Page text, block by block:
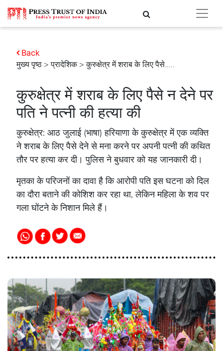
मुख्य पृष्ठ >प्रादेशिक> कुरुक्षेत्र में शराब के लिए पैसे.....
Back
कुरुक्षेत्र में शराब के लिए पैसे न देने पर
पति ने पत्नी की हत्या की
कुरुक्षेत्र: आठ जुलाई (भाषा) हरियाणा के कुरुक्षेत्र में एक व्यक्ति
ने शराब के लिए पैसे देने से मना करने पर अपनी पत्नी की कथित
तौर पर हत्या कर दी। पुलिस ने बुधवार को यह जानकारी दी।
मृतका के परिजनों का दावा है कि आरोपी पति इस घटना को दिल
का दौरा बताने की कोशिश कर रहा था, लेकिन महिला के शव पर
गला घोंटने के निशान मिले हैं।